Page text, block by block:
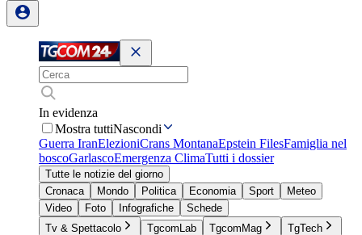
In evidenza
Mostra tuttiNascondi
Guerra IranElezioniCrans MontanaEpstein FilesFamiglia nel
boscoGarlascoEmergenza ClimaTutti i dossier
Tutte le notizie del giorno
Cronaca
Mondo Politica Economia Sport
Meteo
Video
Foto Infografiche
Schede
Tv & Spettacolo
TgcomLab TgcomMag
TgTech